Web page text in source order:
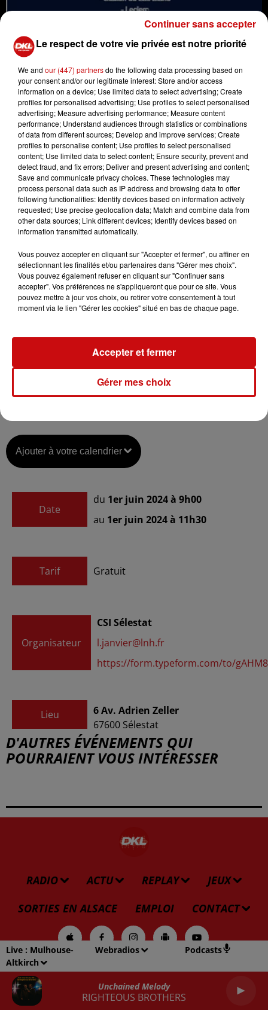
Live : Mulhouse-
Altkirch
Webradios Podcasts
Unchained Melody
RIGHTEOUS BROTHERS
Venez trouver votre prochain job et gagnez votre billet
pour les CAP2FUN finales de Proligue.
Au programme :
9haccueil au CSI Sélestat
9h-10hdébut des entretiens
10h-10h30atelier animé par la Mission Locale autour
d'un petit-déjeuner
10h30-11h15suite des entretiens
11h15
distribution des billets et mini-ballons
11h30sortie déffinitive
Les entreprises présentes :
- McDonald's
- Station du Lac Blanc
- De Vinci Concepts modulaires
- Les Compagnons du Devoir
- LK - Autocars Schmidt
Ajouter à votre calendrier
Date
du 1er juin 2024 à 9h00
au 1er juin 2024 à 11h30
Tarif Gratuit
Organisateur
CSI Sélestat
l.janvier@lnh.fr
https://form.typeform.com/to/
Lieu
6 Av. Adrien Zeller
67600 Sélestat
D'AUTRES ÉVÉNEMENTS QUI
POURRAIENT VOUS INTÉRESSER
RADIO ACTU REPLAY
JEUX
SORTIES EN ALSACE
EMPLOI CONTACT
Gestion des cookies Mentions légales Plan du site
Archives 2026 2025 2024 2023 2022
Le respect de votre vie privée est notre priorité
We and our (447) partnersdo the following data processing based on
your consent and/or our legitimate interest: Store and/or access
information on a device; Use limited data to select advertising; Create
profiles for personalised advertising; Use profiles to select personalised
advertising; Measure advertising performance; Measure content
performance; Understand audiences through statistics or combinations
of data from different sources; Develop and improve services; Create
profiles to personalise content; Use profiles to select personalised
content; Use limited data to select content; Ensure security, prevent and
detect fraud, and fix errors; Deliver and present advertising and content;
Save and communicate privacy choices. These technologies may
process personal data such as IP address and browsing data to offer
following functionalities: Identify devices based on information actively
requested; Use precise geolocation data; Match and combine data from
other data sources; Link different devices; Identify devices based on
information transmitted automatically.
Vous pouvez accepter en cliquant sur "Accepter et fermer", ou affiner en
sélectionnant les finalités et/ou partenaires dans "Gérer mes choix".
Vous pouvez également refuser en cliquant sur "Continuer sans
accepter". Vos préférences ne s'appliqueront que pour ce site. Vous
pouvez mettre à jour vos choix, ou retirer votre consentement à tout
moment via le lien "Gérer les cookies" situé en bas de chaque page.
Gérer mes choix
Accepter et fermer
Continuer sans accepter